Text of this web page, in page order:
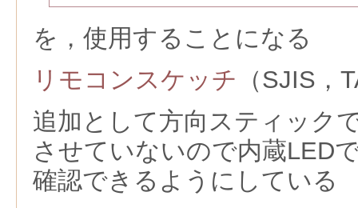
を，使用することになる
リモコンスケッチ （SJIS，
追加として方向スティック
させていないので内蔵LED
確認できるようにしている